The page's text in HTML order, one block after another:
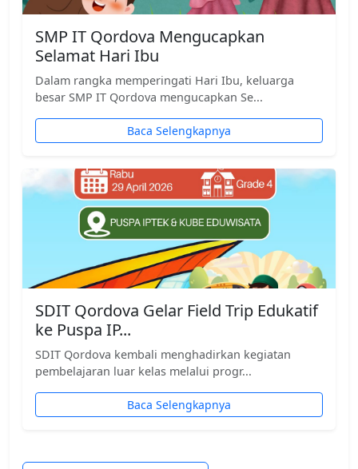
SMP IT Qordova Mengucapkan
Selamat Hari Ibu
Dalam rangka memperingati Hari Ibu, keluarga
besar SMP IT Qordova mengucapkan Se...
Baca Selengkapnya
SDIT Qordova Gelar Field Trip Edukatif
ke Puspa IP...
SDIT Qordova kembali menghadirkan kegiatan
pembelajaran luar kelas melalui progr...
Baca Selengkapnya